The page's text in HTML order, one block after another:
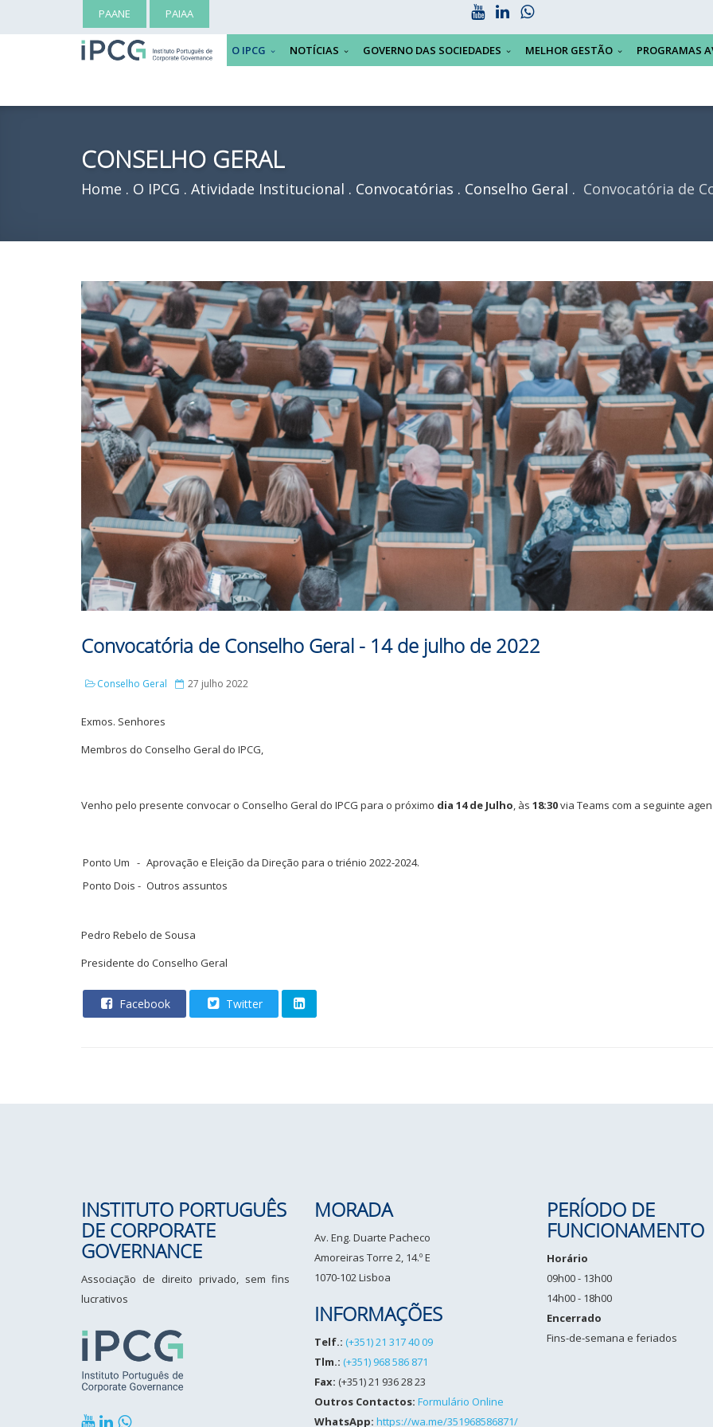
PAANE PAIAA
O IPCG NOTÍCIAS GOVERNO DAS SOCIEDADES MELHOR GESTÃO PROGRAMAS
CONSELHO GERAL
Home O IPCG Atividade Institucional Convocatórias Conselho Geral Convocatória de
Convocatória de Conselho Geral - 14 de julho de 2022
Conselho Geral 27 julho 2022
Exmos. Senhores
Membros do Conselho Geral do IPCG,
Venho pelo presente convocar o Conselho Geral do IPCG para o próximo dia 14 de Julho, às 18:30via Teams com a seguinte
Ponto Um - Aprovação e Eleição da Direção para o triénio 2022-2024.
Ponto Dois - Outros assuntos
Pedro Rebelo de Sousa
Presidente do Conselho Geral
Facebook Twitter
INSTITUTO PORTUGUÊS
DE CORPORATE
GOVERNANCE
Associação de direito privado, sem fins
lucrativos
MORADA
Av. Eng. Duarte Pacheco
Amoreiras Torre 2, 14.º E
1070-102 Lisboa
INFORMAÇÕES
Telf.: (+351) 21 317 40 09
Tlm.: (+351) 968 586 871
Fax: (+351) 21 936 28 23
Outros Contactos: Formulário Online
WhatsApp: https://wa.me/351968586871/
PERÍODO DE
FUNCIONAMENTO
Horário
09h00 - 13h00
14h00 - 18h00
Encerrado
Fins-de-semana e feriados